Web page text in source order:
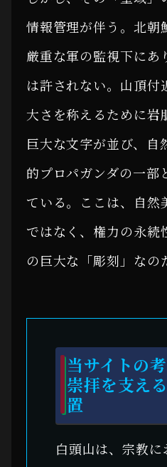
情報管理が伴う。北朝
厳重な軍の監視下にあ
は許されない。山頂付
大さを称えるために岩
巨大な文字が並び、自
的プロパガンダの一部
ている。ここは、自然
ではなく、権力の永続
の巨大な「彫刻」なの
当サイトの
崇拝を支え
置
白頭山は、宗教に